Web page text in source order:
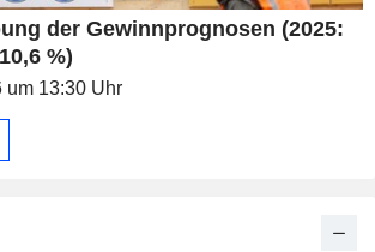
der Gewinnprognosen (2025:
%)
um 13:30 Uhr